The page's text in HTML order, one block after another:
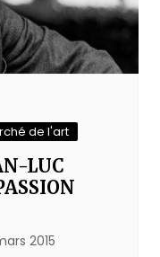
de l'art
LUC
2015